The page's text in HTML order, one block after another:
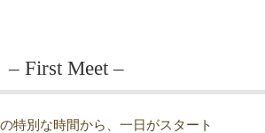
– First Meet –
特別な時間から、一日がスタート